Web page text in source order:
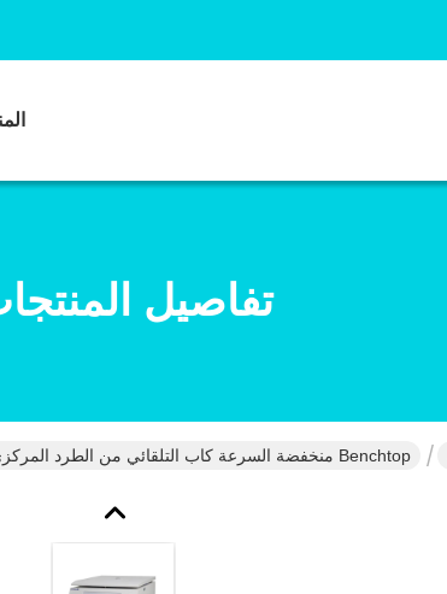
تفاصيل
Benchtop منخفضة السرعة كاب التلقائي من الطرد المركزي أنبوب الدم الطرد المركزي